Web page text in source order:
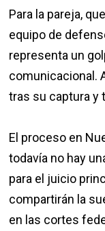
Para la pareja,
equipo de
representa un
comunicacional.
tras su captura y
El proceso en
todavía no hay
para el juicio
compartirán la
en las cortes